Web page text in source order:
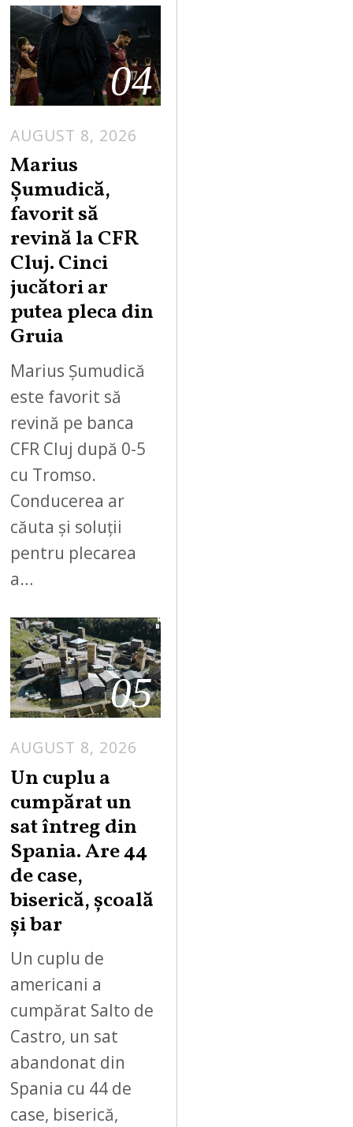
04
AUGUST 8, 2026
Marius
Șumudică,
favorit să
revină la CFR
Cluj. Cinci
jucători ar
putea pleca din
Gruia
Marius Șumudică
este favorit să
revină pe banca
CFR Cluj după 0-5
cu Tromso.
Conducerea ar
căuta și soluții
pentru plecarea
a…
05
AUGUST 8, 2026
Un cuplu a
cumpărat un
sat întreg din
Spania. Are 44
de case,
biserică, școală
și bar
Un cuplu de
americani a
cumpărat Salto de
Castro, un sat
abandonat din
Spania cu 44 de
case, biserică,